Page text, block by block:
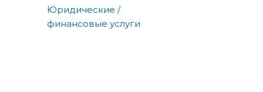
Юридические /
финансовые услуги